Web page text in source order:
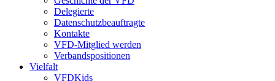
Delegierte
Datenschutzbeauftragte
Kontakte
VFD-Mitglied werden
Verbandspositionen
Vielfalt
VFDKids